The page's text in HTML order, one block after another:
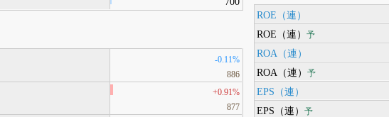
-0.11%
886
+0.91%
877
ROE（連）
ROE（連）予
ROA（連）
ROA（連）予
EPS（連）
EPS（連）予